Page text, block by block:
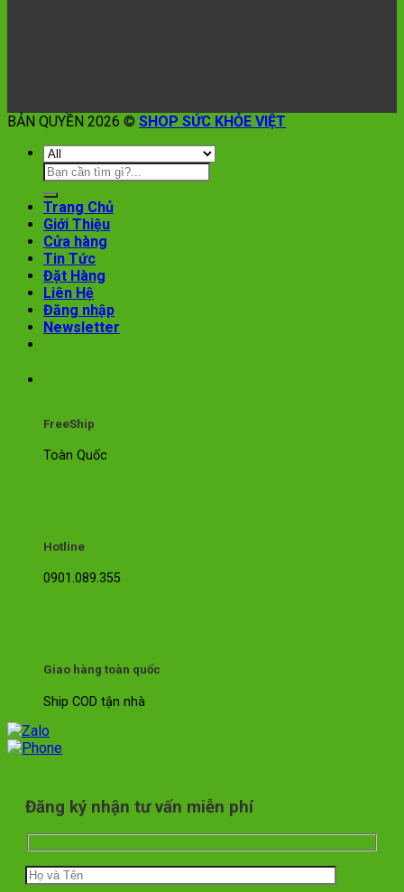
BẢN QUYỀN 2026 © SHOP SỨC KHỎE VIỆT
Trang Chủ
Giới Thiệu
Cửa hàng
Tin Tức
Đặt Hàng
Liên Hệ
Đăng nhập
Newsletter
FreeShip
Toàn Quốc
Hotline
0901.089.355
Giao hàng toàn quốc
Ship COD tận nhà
Đăng ký nhận tư vấn miễn phí